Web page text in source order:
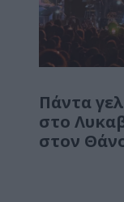
Πάντα
στο
στον